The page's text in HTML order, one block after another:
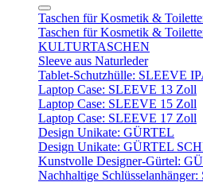
Taschen für Kosmetik &
Taschen für Kosmetik &
KULTURTASCHEN
Sleeve aus Naturleder
Tablet-Schutzhülle: SLEEVE
Laptop Case: SLEEVE 13 Zoll
Laptop Case: SLEEVE 15 Zoll
Laptop Case: SLEEVE 17 Zoll
Design Unikate: GÜRTEL
Design Unikate: GÜRTEL
Kunstvolle Designer-Gürtel:
Nachhaltige